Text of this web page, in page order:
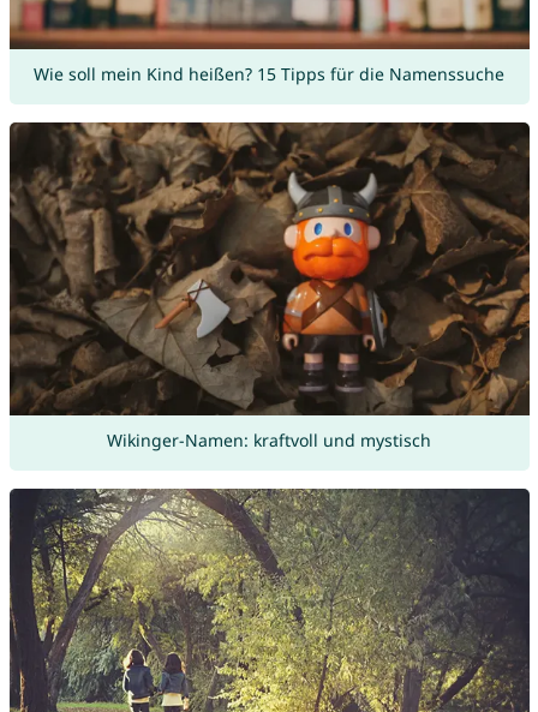
Wie soll mein Kind heißen? 15 Tipps für die Namenssuche
Wikinger-Namen: kraftvoll und mystisch